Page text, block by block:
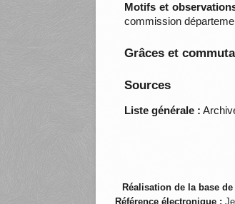
Motifs et
commission
Grâces et
Sources
Liste générale :
Réalisation de la base
Référence électronique :